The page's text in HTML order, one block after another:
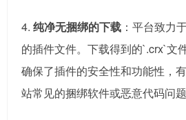
4. 纯净无捆绑的下载 ：平台致力
的插件文件。下载得到的`.crx`文
确保了插件的安全性和功能性，
站常见的捆绑软件或恶意代码问题